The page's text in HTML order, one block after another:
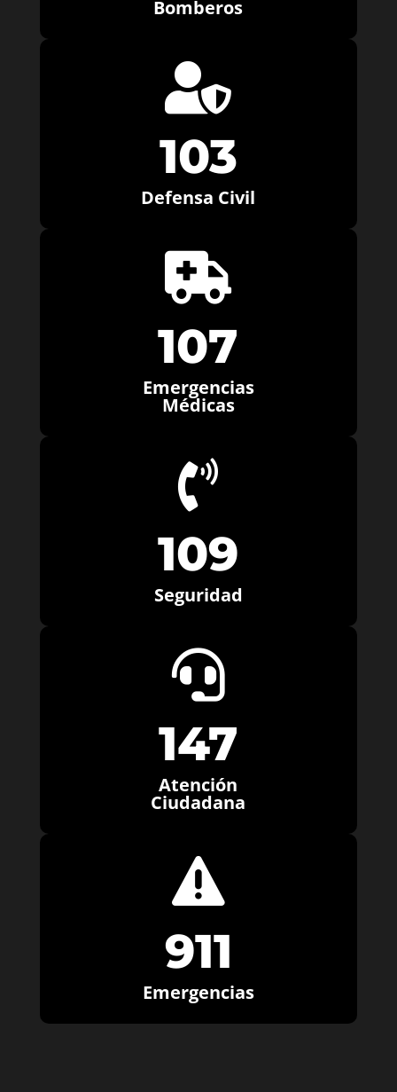
Bomberos

103
Defensa Civil

107
Emergencias
Médicas

109
Seguridad

147
Atención
Ciudadana

911
Emergencias